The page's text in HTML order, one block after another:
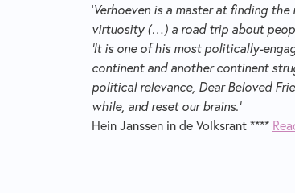
'Verhoeven is a master at finding
virtuosity (…) a road trip about
'It is one of his most politically-
continent and another continent
political relevance, Dear Beloved
while, and reset our brains.'
Hein Janssen in de Volksrant ****